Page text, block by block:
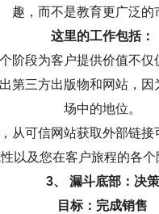
趣，而不是教育更广泛的
这里的工作包括：
阶段为客户提供价值不仅
第三方出版物和网站，因
场中的地位。
从可信网站获取外部链接
以及您在客户旅程的各个
3、 漏斗底部：决策
目标：完成销售